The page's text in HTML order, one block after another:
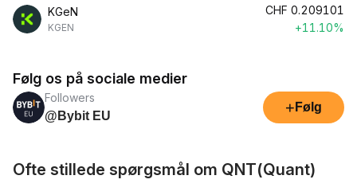
KGeN
KGEN
CHF 0.209101
+11.10%
Følg os på sociale medier
Followers
@Bybit EU
+ Følg
Ofte stillede spørgsmål om QNT(Quant)